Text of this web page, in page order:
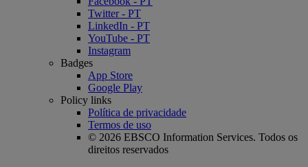
Twitter - PT
LinkedIn - PT
YouTube - PT
Instagram
Badges
App Store
Google Play
Policy links
Política de privacidade
Termos de uso
© 2026 EBSCO Information Services. Todos os
direitos reservados